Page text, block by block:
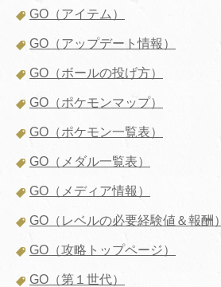
GO（アイテム）
GO（アップデート情報）
GO（ボールの投げ方）
GO（ポケモンマップ）
GO（ポケモン一覧表）
GO（メダル一覧表）
GO（メディア情報）
GO（レベルの必要経験値＆報酬）
GO（攻略トップページ）
GO（第１世代）